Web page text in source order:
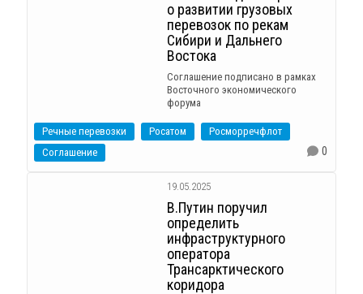
о развитии грузовых
перевозок по рекам
Сибири и Дальнего
Востока
Соглашение подписано в рамках
Восточного экономического
форума
Речные перевозки Росатом
Росморречфлот
Соглашение
0
19.05.2025
В.Путин поручил
определить
инфраструктурного
оператора
Трансарктического
коридора